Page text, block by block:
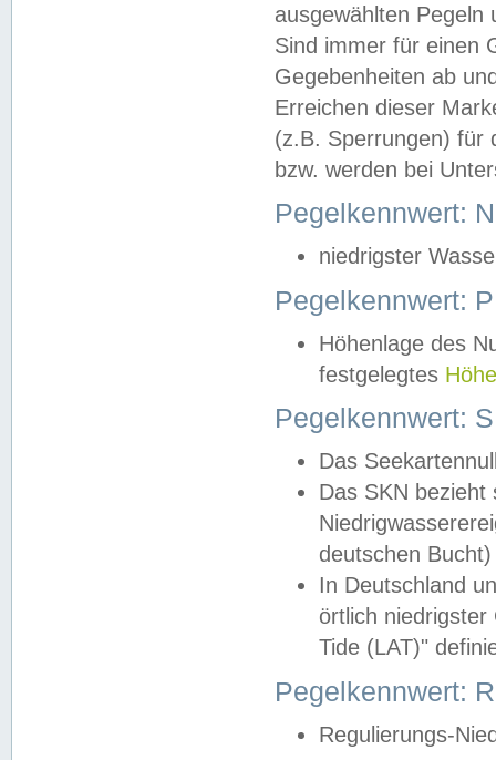
ausgewählten
Sind immer für einen
Gegebenheiten ab
Erreichen dieser
(z.B. Sperrungen) für
bzw. werden bei
Pegelkennwert:
niedrigster
Pegelkennwert:
Höhenlage des
festgelegtes
Pegelkennwert:
Das
Das SKN
deutschen
In Deutschland
örtlich
Tide (LAT)"
Pegelkennwert:
Regulierungs-